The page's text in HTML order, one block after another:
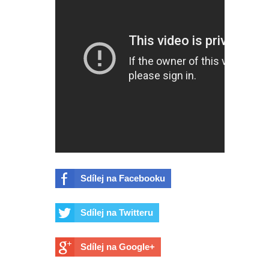
Sdílej na Facebooku
Sdílej na Twitteru
Sdílej na Google+